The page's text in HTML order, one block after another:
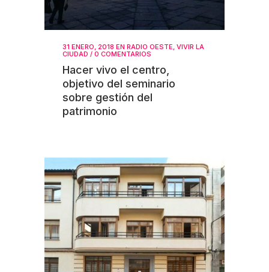
31 ENERO, 2018 EN RADIO OESTE, VIVIR LA
CIUDAD / 0 COMENTARIOS
Hacer vivo el centro,
objetivo del seminario
sobre gestión del
patrimonio